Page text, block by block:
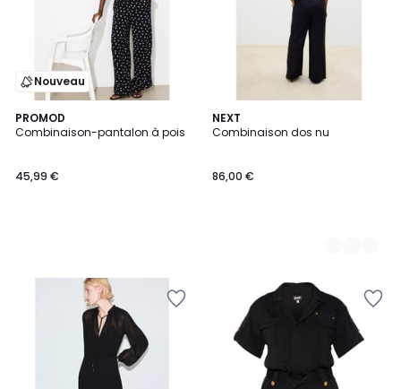
Nouveau
PROMOD
Combinaison-pantalon à pois
45,99 €
NEXT
Combinaison dos nu
86,00 €
2
Couleurs